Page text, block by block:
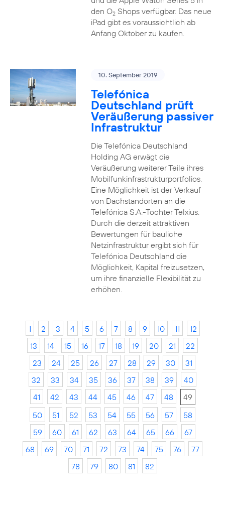
den O2Shops verfügbar. Das neue
iPad gibt es voraussichtlich ab
Anfang Oktober zu kaufen.
10. September 2019
Telefónica
Deutschland prüft
Veräußerung passiver
Infrastruktur
Die Telefónica Deutschland
Holding AG erwägt die
Veräußerung weiterer Teile ihres
Mobilfunkinfrastrukturportfolios.
Eine Möglichkeit ist der Verkauf
von Dachstandorten an die
Telefónica S.A.-Tochter Telxius.
Durch die derzeit attraktiven
Bewertungen für bauliche
Netzinfrastruktur ergibt sich für
Telefónica Deutschland die
Möglichkeit, Kapital freizusetzen,
um ihre finanzielle Flexibilität zu
erhöhen.
1 2 3 4 5 6 7 8 9 10 11
12
13
14 15 16 17 18 19 20 21
22
23
24 25 26 27 28 29 30
31
32
33 34 35 36 37 38 39
40
41
42 43 44 45 46 47 48
49
50
51 52 53 54 55 56 57
58
59
60 61 62 63 64 65 66
67
68
69 70 71 72 73 74 75 76
77
78
79 80 81 82